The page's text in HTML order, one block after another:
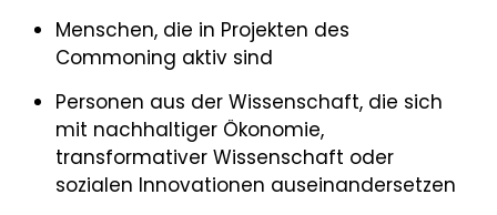
Menschen, die in Projekten des
Commoning aktiv sind
Personen aus der Wissenschaft, die sich
mit nachhaltiger Ökonomie,
transformativer Wissenschaft oder
sozialen Innovationen auseinandersetzen